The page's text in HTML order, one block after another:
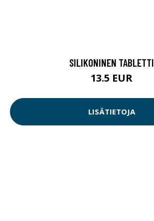
SILIKONINEN TABLETTI
13.5 EUR
LISÄTIETOJA